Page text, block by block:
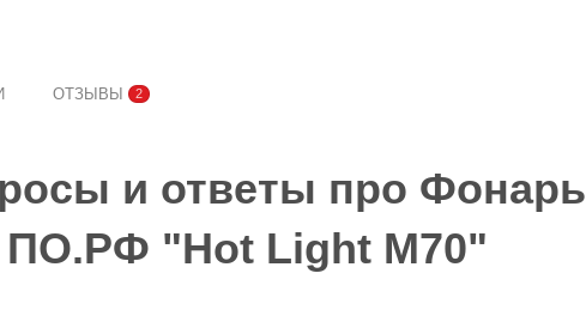
ОТЗЫВЫ 2
и ответы про Фонарь
"Hot Light M70"